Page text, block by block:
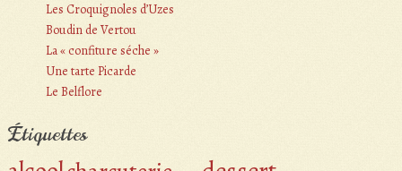
Les Croquignoles d’Uzes
Boudin de Vertou
La « confiture séche »
Une tarte Picarde
Le Belflore
Étiquettes